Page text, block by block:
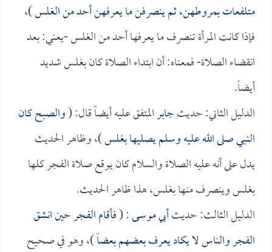
متلفعات بمروطهن، ثم ينصرفن ما يعرفهن أحد من الغلس)،
فإذا كانت المرأة تنصرف ما يعرفها أحد من الغلس -يعني: بعد
انقضاء الصلاة- فمعناه: أن ابتداء الصلاة كان بغلس شديد
أيضاً.
الدليل الثاني: حديثجابرالمتفق عليه أيضاً قال: (والصبح كان
النبي صلى الله عليه وسلم يصليها بغلس)، وظاهر الحديث
يدل على أنه عليه الصلاة والسلام كان يوقع صلاة الفجر كلها
بغلس وينصرف منها بغلس، هذا ظاهر الحديث.
الدليل الثالث: حديثأبي موسى: (فأقام الفجر حين انشق
الفجر والناس لا يكاد يعرف بعضهم بعضاً)، وهو في صحيح